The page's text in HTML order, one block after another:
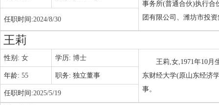
事务所(普通合伙)执行合
团有限公司、潍坊市投
任职时间:2024/8/30
王莉
性别: 女 学历: 博士
王莉,女,1971年10月
东财经大学(原山东经济
事。
年龄: 55 职务: 独立董事
任职时间:2025/5/19